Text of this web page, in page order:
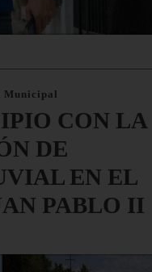
Municipal
CON LA
DE
EN EL
PABLO II